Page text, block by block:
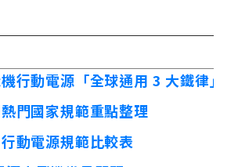
行動電源「全球通用 3 大鐵律」
門國家規範重點整理
動電源規範比較表